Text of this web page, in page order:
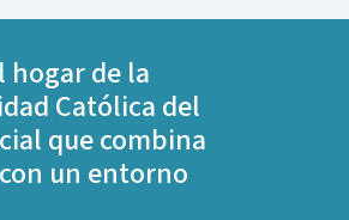
hogar de la
Católica del
que combina
un entorno